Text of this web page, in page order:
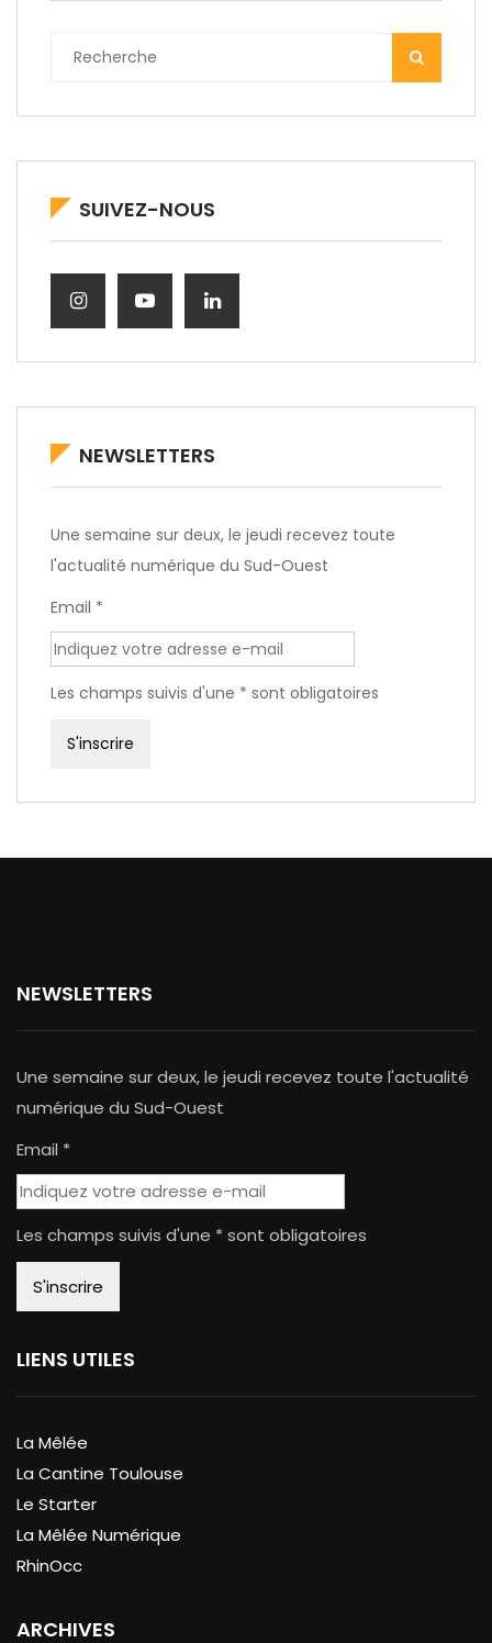
SUIVEZ-NOUS
NEWSLETTERS
Une semaine sur deux, le jeudi recevez toute
l'actualité numérique du Sud-Ouest
Email *
Les champs suivis d'une * sont obligatoires
NEWSLETTERS
Une semaine sur deux, le jeudi recevez toute l'actualité
numérique du Sud-Ouest
Email *
Les champs suivis d'une * sont obligatoires
LIENS UTILES
La Mêlée
La Cantine Toulouse
Le Starter
La Mêlée Numérique
RhinOcc
ARCHIVES